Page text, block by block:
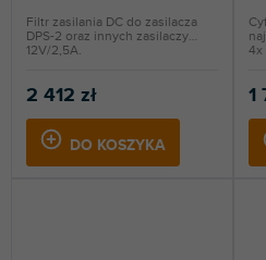
2 412 zł
DO KOSZYKA
Filtr zasilania DC do zasilacza
DPS-2 oraz innych zasilaczy
12V/2,5A.
1
4x